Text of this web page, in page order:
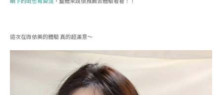
這次在微依美的體驗 真的超滿意～